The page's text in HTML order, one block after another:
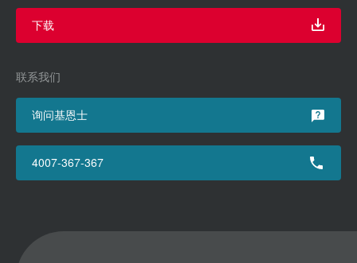
下载
联系我们
询问基恩士
4007-367-367